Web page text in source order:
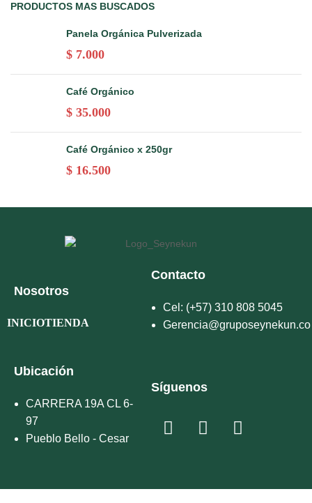
PRODUCTOS MAS BUSCADOS
Panela Orgánica Pulverizada
$ 7.000
Café Orgánico
$ 35.000
Café Orgánico x 250gr
$ 16.500
Nosotros
INICIOTIENDA
Contacto
Cel: (+57) 310 808 5045
Gerencia@gruposeynekun.co
Ubicación
CARRERA 19A CL 6-
97
Pueblo Bello - Cesar
Síguenos